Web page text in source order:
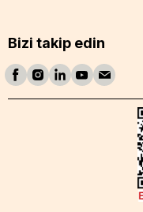
Bizi takip edin